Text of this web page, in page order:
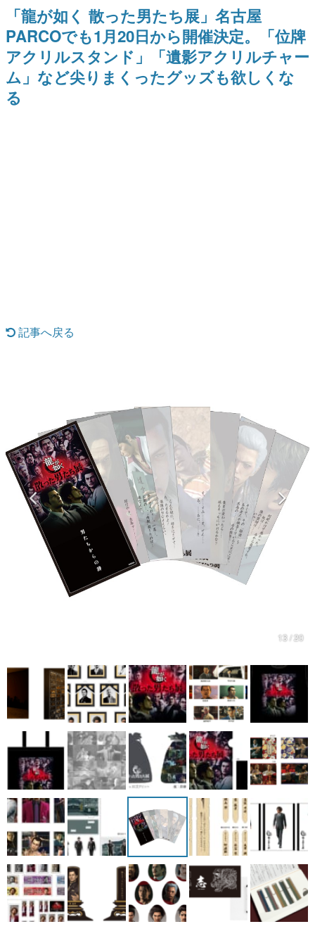
ゲームの企画書
名作ゲームクリエイターの方々に製作時のエピソードをお
聞きし、ヒットする企画（ゲーム）とは何か？を探ってい
きます。
赫本
この物語を解いてはいけない。『赫本』は、〈試験問題〉
ゲームが変えた日本語
「経験値」「裏技」「ラスボス」… ゲームにまつわる言葉
の起源や用法の変遷を、コンピューター文化史研究家・タ
イニーP氏が徹底調査。
カテゴリ
特集記事
マンガ
女性向け
アプリレビュー
運営：株式会社マレ
本体にはシャアのパーソナルマ
ークやジオン公国軍のエンブレ
ム、型式番号などを配置
明。『Re:ゼロから始める異世
界生活』オットー役、『ヒプノ
シスマイク』山田三郎役など
「龍が如く 散った男たち展」名古屋
PARCOでも1月20日から開催決定。「位牌
アクリルスタンド」「遺影アクリルチャー
ム」など尖りまくったグッズも欲しくな
る
記事へ戻る
13 / 20